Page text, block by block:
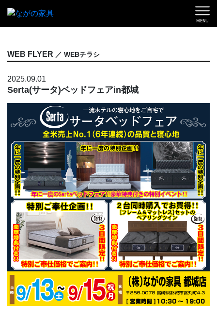
MENU
WEB FLYER ／ WEBチラシ
2025.09.01
Serta(サータ)ベッドフェアin都城